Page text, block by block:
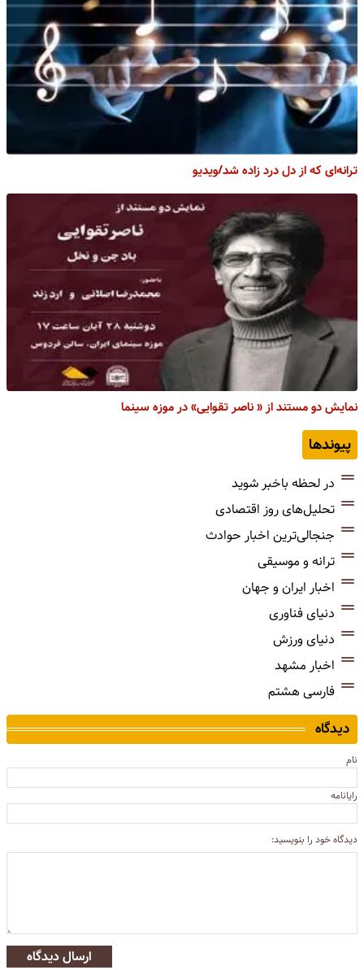
ترانه‌ای که از دل درد زاده شد/ویدیو
نمایش دو مستند از « ناصر تقوایی» در موزه سینما
پیوندها
در لحظه باخبر شوید
تحلیل‌های روز اقتصادی
جنجالی‌ترین اخبار حوادث
ترانه و موسیقی
اخبار ایران و جهان
دنیای فناوری
دنیای ورزش
اخبار مشهد
فارسی هشتم
دیدگاه
نام
رایانامه
دیدگاه خود را بنویسید:
ارسال دیدگاه